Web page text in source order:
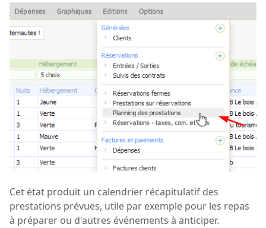
Cet état produit un calendrier récapitulatif des
prestations prévues, utile par exemple pour les repas
à préparer ou d'autres événements à anticiper.